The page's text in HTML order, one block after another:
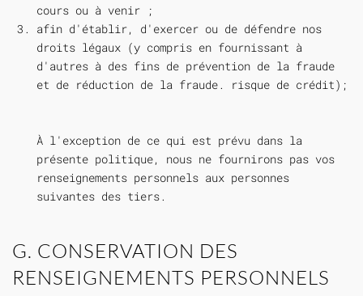
cours ou à venir ;
afin d'établir, d'exercer ou de défendre nos
droits légaux (y compris en fournissant à
d'autres à des fins de prévention de la fraude
et de réduction de la fraude. risque de crédit);
À l'exception de ce qui est prévu dans la
présente politique, nous ne fournirons pas vos
renseignements personnels aux personnes
suivantes des tiers.
G. CONSERVATION DES
RENSEIGNEMENTS PERSONNELS